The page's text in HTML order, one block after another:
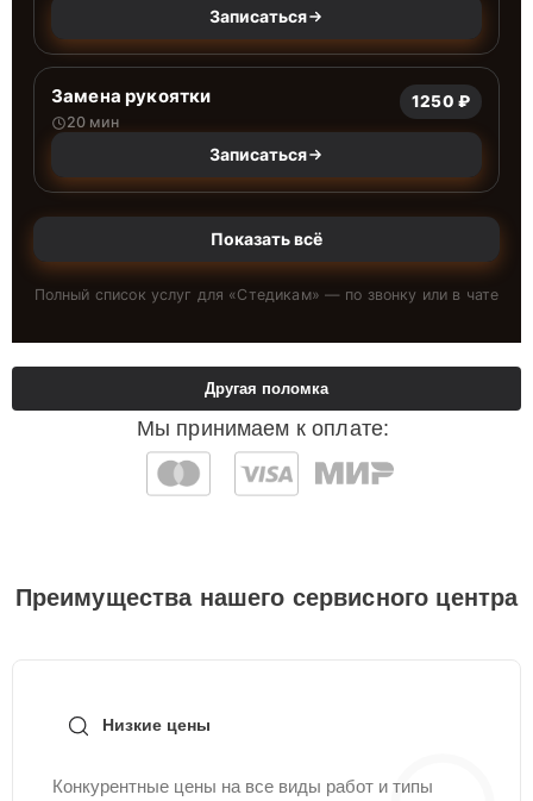
Записаться
Замена рукоятки
20 мин
1250 ₽
Записаться
Показать всё
Полный список услуг для «Стедикам» — по звонку или в чате
Мы принимаем к оплате:
Другая поломка
Преимущества нашего сервисного центра
Низкие цены
Конкурентные цены на все виды работ и типы